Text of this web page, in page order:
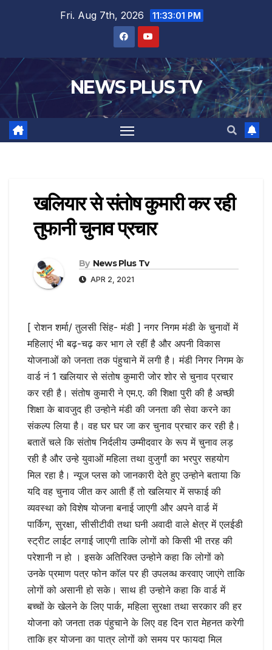
Fri. Aug 7th, 2026 11:33:02 PM
NEWS PLUS TV
खलियार से संतोष कुमारी कर रही
तुफानी चुनाव प्रचार
By News Plus Tv
APR 2, 2021
[ रोशन शर्मा/ तुलसी सिंह- मंडी ] नगर निगम मंडी के चुनावों में
महिलाएं भी बढ़-चढ़ कर भाग ले रहीं है और अपनी विकास
योजनाओं को जनता तक पंहुचाने में लगी है। मंडी निगर निगम के
वार्ड नं 1 खलियार से संतोष कुमारी जोर शोर से चुनाव प्रचार
कर रही है। संतोष कुमारी ने एम.ए. की शिक्षा पुरी की है अच्छी
शिक्षा के बावजुद ही उन्होने मंडी की जनता की सेवा करने का
संकल्प लिया है। वह घर घर जा कर चुनाव प्रचार कर रही है।
बतातें चले कि संतोष निर्दलीय उम्मीदवार के रूप में चुनाव लड़
रही है और उन्हे युवाओं महिला तथा वुजुर्गां का भरपुर सहयोग
मिल रहा है। न्यूज प्लस को जानकारी देते हुए उन्होने बताया कि
यदि वह चुनाव जीत कर आती हैं तो खलियार में सफाई की
व्यवस्था को विशेष योजना बनाई जाएगी और अपने वार्ड में
पार्किग, सुरक्षा, सीसीटीवी तथा घनी अवादी वाले क्षेत्र में एलईडी
स्ट्रीट लाईट लगाई जाएगी ताकि लोगों को किसी भी तरह की
परेशानी न हो । इसके अतिरिक्त उन्होने कहा कि लोगों को
उनके प्रमाण पत्र फोन काॅल पर ही उपलव्ध करवाए जाएंगे ताकि
लोगों को असानी हो सके। साथ ही उन्होने कहा कि वार्ड में
बच्चों के खेलने के लिए पार्क, महिला सुरक्षा तथा सरकार की हर
योजना को जनता तक पंहुचाने के लिए वह दिन रात मेहनत करेगी
ताकि हर योजना का पात्र लोगों को समय पर फायदा मिल